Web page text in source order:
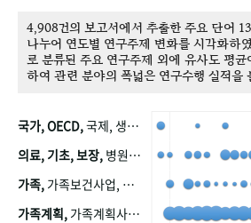
4,908건의 보고서에서 추출한 주요 단어
나누어 연도별 연구주제 변화를 시각화하
로 분류된 주요 연구주제 외에 유사도 평균
하여 관련 분야의 폭넓은 연구수행 실적을
국가, OECD,국제, 생산, 아시아, 태평양, 태평양지역, 참가
의료, 기초, 보장, 병원, 가정, 연금, 연계, 공적, 일본, 생활, 국민기초생활보장제도, 국민연금, 기금, 저소득층, 근로, 자활, 급여, 환자, 의료비, 모니터링, 한국복지패널, 소득, 지표, 빈곤, 노후, 장애인
가족, 가족보건사업, 산업, 친화, 전국, 출산력
가족계획, 가족계획사업, 가족계획사업평가, 한국가족계획사업, 피임, 보급, 부인, 자궁, 피임약